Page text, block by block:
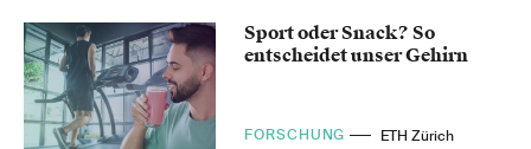
Sport oder Snack? So
entscheidet unser Gehirn
FORSCHUNG ETH Zürich